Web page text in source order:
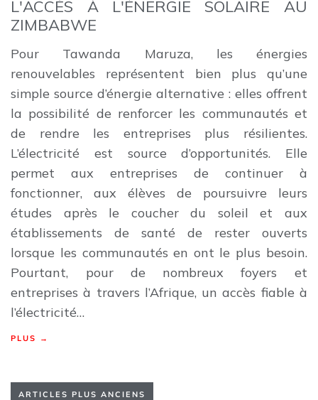
L'ACCÈS À L'ÉNERGIE SOLAIRE AU
ZIMBABWE
Pour Tawanda Maruza, les énergies
renouvelables représentent bien plus qu’une
simple source d’énergie alternative : elles offrent
la possibilité de renforcer les communautés et
de rendre les entreprises plus résilientes.
L’électricité est source d’opportunités. Elle
permet aux entreprises de continuer à
fonctionner, aux élèves de poursuivre leurs
études après le coucher du soleil et aux
établissements de santé de rester ouverts
lorsque les communautés en ont le plus besoin.
Pourtant, pour de nombreux foyers et
entreprises à travers l’Afrique, un accès fiable à
l’électricité…
PLUS →
ARTICLES PLUS ANCIENS